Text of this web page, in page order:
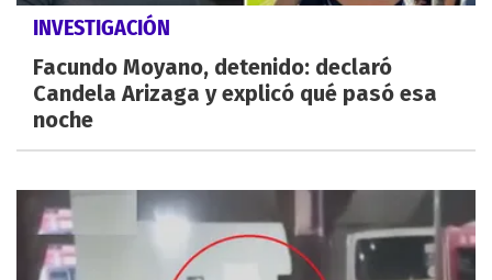
INVESTIGACIÓN
Facundo Moyano, detenido: declaró
Candela Arizaga y explicó qué pasó esa
noche